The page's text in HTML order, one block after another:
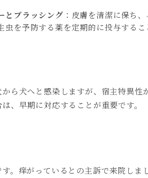
とブラッシング ：皮膚を清潔に保ち
虫を予防する薬を定期的に投与する
ら犬へと感染しますが、宿主特異性
、早期に対応することが重要です。
。痒がっているとの主訴で来院し